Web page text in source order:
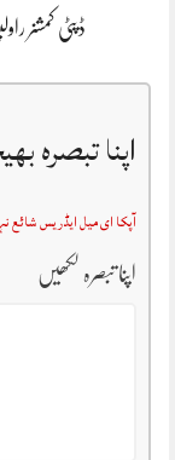
ڈپٹی کمشنر
اپنا تبصرہ
آپکا ای میل ایڈریس شائع
اپنا تبصرہ لکھیں